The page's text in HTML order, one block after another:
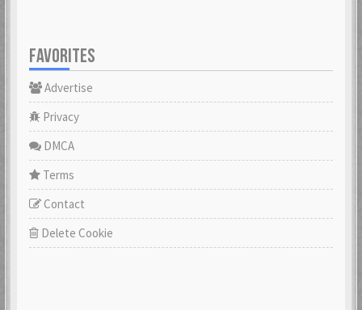
FAVORITES
Advertise
Privacy
DMCA
Terms
Contact
Delete Cookie